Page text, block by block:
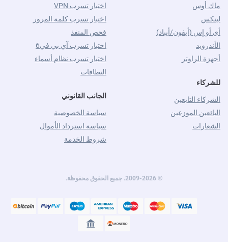
ماك أوس
لينكس
أي أو إس (أيفون/أيباد)
الأندرويد
أجهزة الراوتر
للشركاء
الشركاء التابعين
البائعين الموزعين
الشعارات
اختبار تسرب VPN
اختبار تسرب كلمة المرور
فحص المنفذ
اختبار تسرب آي بي في6
اختبار تسرب نظام أسماء
النطاقات
الجانب القانوني
سياسة الخصوصية
سياسة استرداد الأموال
شروط الخدمة